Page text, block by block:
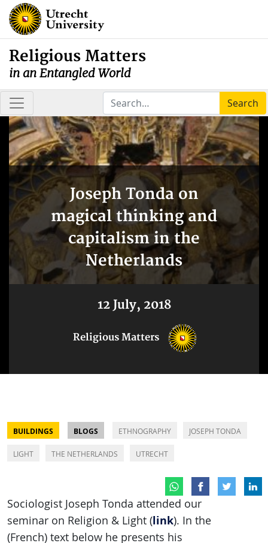
Religious Matters
in an Entangled World
Search
Joseph Tonda on
magical thinking and
capitalism in the
Netherlands
12 July, 2018
Religious Matters
BUILDINGS BLOGS ETHNOGRAPHY JOSEPH TONDA
LIGHT THE NETHERLANDS UTRECHT
Sociologist Joseph Tonda attended our
seminar on Religion & Light (link). In the
(French) text below he presents his